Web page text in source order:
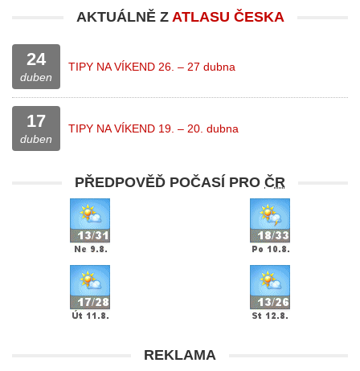
AKTUÁLNĚ Z ATLASU ČESKA
24
duben
TIPY NA VÍKEND 26. – 27 dubna
17
duben
TIPY NA VÍKEND 19. – 20. dubna
PŘEDPOVĚĎ POČASÍ PRO ČR
REKLAMA